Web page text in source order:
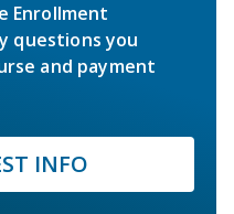
Enrollment
questions you
and payment
INFO